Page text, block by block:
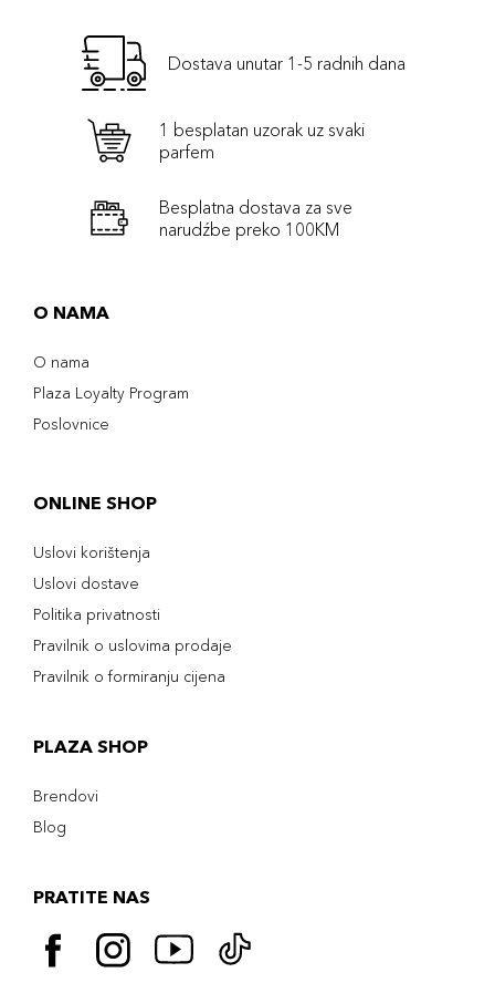
Dostava unutar 1-5 radnih dana
1 besplatan uzorak uz svaki
parfem
Besplatna dostava za sve
narudźbe preko 100KM
O NAMA
O nama
Plaza Loyalty Program
Poslovnice
ONLINE SHOP
Uslovi korištenja
Uslovi dostave
Politika privatnosti
Pravilnik o uslovima prodaje
Pravilnik o formiranju cijena
PLAZA SHOP
Brendovi
Blog
PRATITE NAS